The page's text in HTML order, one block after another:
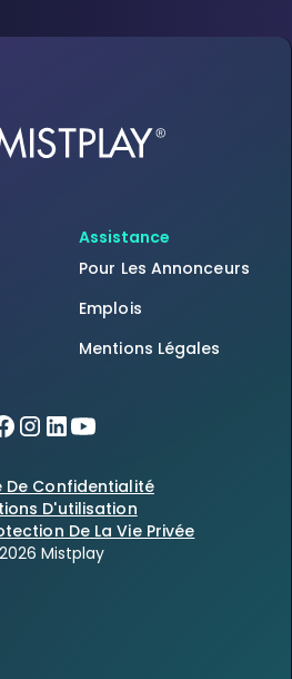
Assistance
Pour Les Annonceurs
Emplois
Mentions Légales
De Confidentialité
D'utilisation
De La Vie Privée
Mistplay